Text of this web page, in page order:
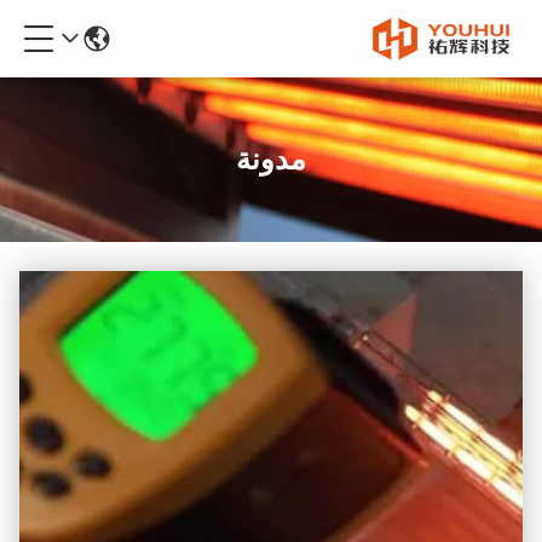
مدونة